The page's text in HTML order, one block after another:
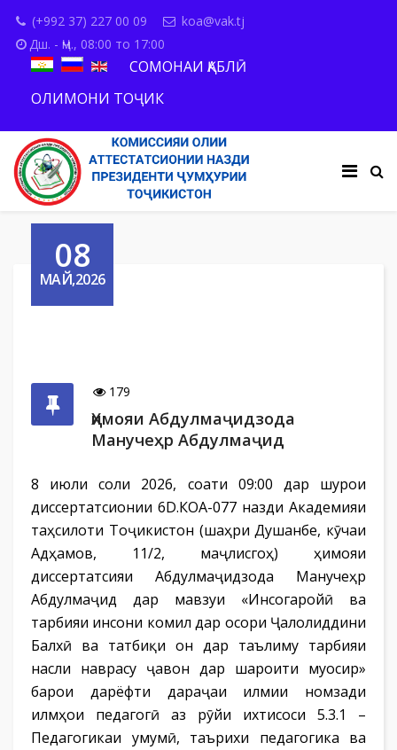
(+992 37) 227 00 09
koa@vak.tj
Дш. - Ҷм., 08:00 то 17:00
СОМОНАИ ҚАБЛӢ
ОЛИМОНИ ТОҶИК
08
МАЙ,2026
179
Ҳимояи Абдулмаҷидзода
Манучеҳр Абдулмаҷид
8 июли соли 2026, соати 09:00 дар шурои
диссертатсионии 6D.КОА-077 назди Академияи
таҳсилоти Тоҷикистон (шаҳри Душанбе, кӯчаи
Адҳамов, 11/2, маҷлисгоҳ) ҳимояи
диссертатсияи Абдулмаҷидзода Манучеҳр
Абдулмаҷид дар мавзуи «Инсогаройӣ ва
тарбияи инсони комил дар осори Ҷалолиддини
Балхӣ ва татбиқи он дар таълиму тарбияи
насли наврасу ҷавон дар шароити муосир»
барои дарёфти дараҷаи илмии номзади
илмҳои педагогӣ аз рӯйи ихтисоси 5.3.1 –
Педагогикаи умумӣ, таърихи педагогика ва